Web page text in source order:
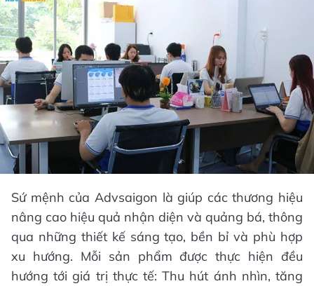
Sứ mệnh của Advsaigon là giúp các thương hiệu
nâng cao hiệu quả nhận diện và quảng bá, thông
qua những thiết kế sáng tạo, bền bỉ và phù hợp
xu hướng. Mỗi sản phẩm được thực hiện đều
hướng tới giá trị thực tế: Thu hút ánh nhìn, tăng